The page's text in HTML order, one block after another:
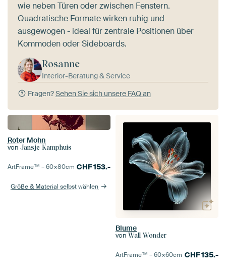
wie neben Türen oder zwischen Fenstern.
Quadratische Formate wirken ruhig und
ausgewogen - ideal für zentrale Positionen über
Kommoden oder Sideboards.
Rosanne
Interior-Beratung & Service
Fragen?Sehen Sie sich unsere FAQ an
Roter Mohn
von Jansje Kamphuis
ArtFrame™ –60×80cm CHF153.-
Größe & Material selbst wählen
Blume
von Wall Wonder
ArtFrame™ –60×60cm CHF135.-